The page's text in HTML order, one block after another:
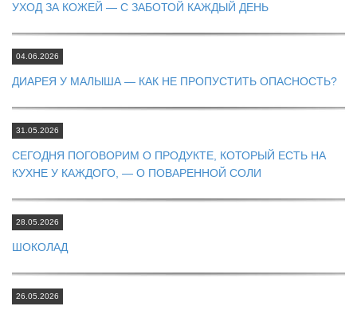
УХОД ЗА КОЖЕЙ — С ЗАБОТОЙ КАЖДЫЙ ДЕНЬ
04.06.2026
ДИАРЕЯ У МАЛЫША — КАК НЕ ПРОПУСТИТЬ ОПАСНОСТЬ?
31.05.2026
СЕГОДНЯ ПОГОВОРИМ О ПРОДУКТЕ, КОТОРЫЙ ЕСТЬ НА
КУХНЕ У КАЖДОГО, — О ПОВАРЕННОЙ СОЛИ
28.05.2026
ШОКОЛАД
26.05.2026